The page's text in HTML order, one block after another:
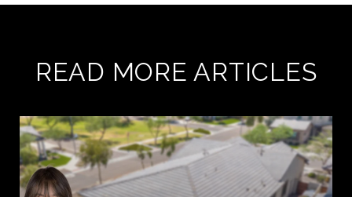
READ MORE ARTICLES